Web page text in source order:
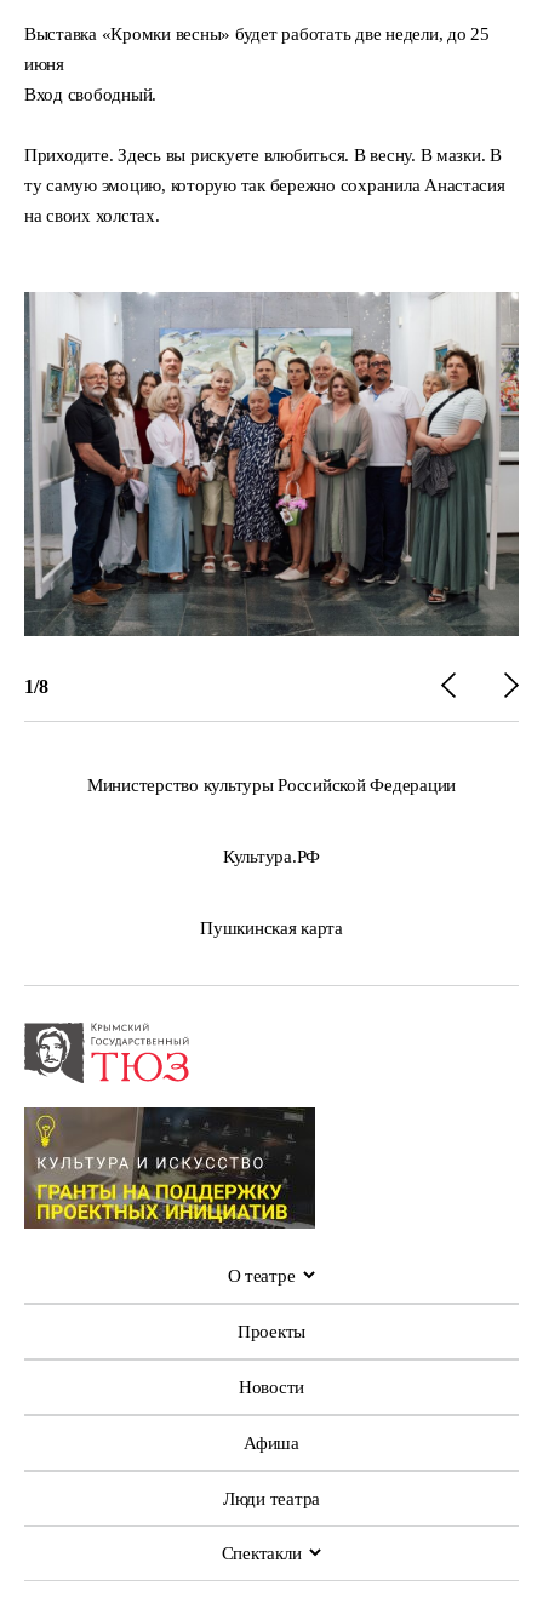
Выставка «Кромки весны» будет работать две недели, до 25
июня
Вход свободный.
Приходите. Здесь вы рискуете влюбиться. В весну. В мазки. В
ту самую эмоцию, которую так бережно сохранила Анастасия
на своих холстах.
1/8
Министерство культуры Российской Федерации
Культура.РФ
Пушкинская карта
О театре
Проекты
Новости
Афиша
Люди театра
Спектакли